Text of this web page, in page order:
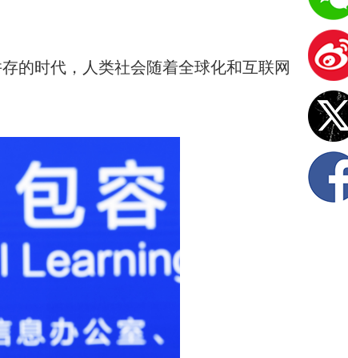
的时代，人类社会随着全球化和互联网